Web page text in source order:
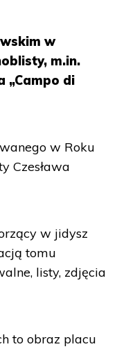
w
m.in.
„Campo di
w Roku
Czesława
w jidysz
tomu
listy, zdjęcia
to obraz placu